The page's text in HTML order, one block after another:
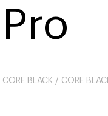
Pro
CORE BLACK / CORE